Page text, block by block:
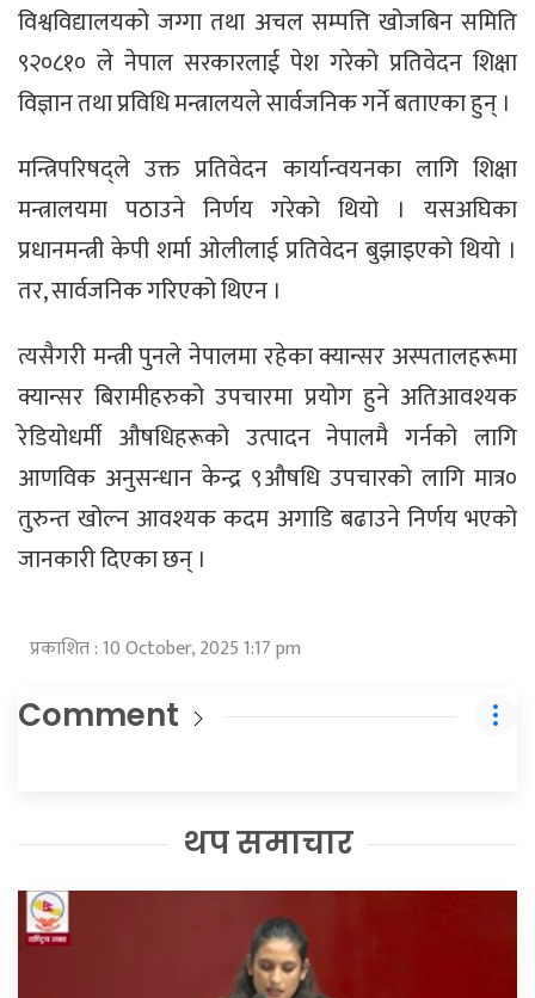
विश्वविद्यालयको जग्गा तथा अचल सम्पत्ति खोजबिन समिति
९२०८१० ले नेपाल सरकारलाई पेश गरेको प्रतिवेदन शिक्षा
विज्ञान तथा प्रविधि मन्त्रालयले सार्वजनिक गर्ने बताएका हुन् ।
मन्त्रिपरिषद्ले उक्त प्रतिवेदन कार्यान्वयनका लागि शिक्षा
मन्त्रालयमा पठाउने निर्णय गरेको थियो । यसअघिका
प्रधानमन्त्री केपी शर्मा ओलीलाई प्रतिवेदन बुझाइएको थियो ।
तर, सार्वजनिक गरिएको थिएन ।
त्यसैगरी मन्त्री पुनले नेपालमा रहेका क्यान्सर अस्पतालहरूमा
क्यान्सर बिरामीहरुको उपचारमा प्रयोग हुने अतिआवश्यक
रेडियोधर्मी औषधिहरूको उत्पादन नेपालमै गर्नको लागि
आणविक अनुसन्धान केन्द्र ९औषधि उपचारको लागि मात्र०
तुरुन्त खोल्न आवश्यक कदम अगाडि बढाउने निर्णय भएको
जानकारी दिएका छन् ।
प्रकाशित : 10 October, 2025 1:17 pm
Comment
थप समाचार